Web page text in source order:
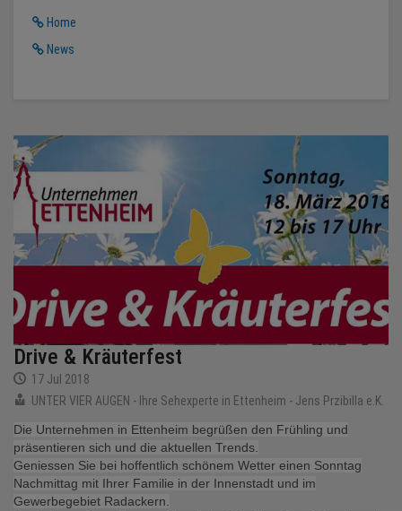
Home
News
Drive & Kräuterfest
17 Jul 2018
UNTER VIER AUGEN - Ihre Sehexperte in Ettenheim - Jens Przibilla e.K.
Die Unternehmen in Ettenheim begrüßen den Frühling und
präsentieren sich und die aktuellen Trends.
Geniessen Sie bei hoffentlich schönem Wetter einen Sonntag
Nachmittag mit Ihrer Familie in der Innenstadt und im
Gewerbegebiet Radackern.